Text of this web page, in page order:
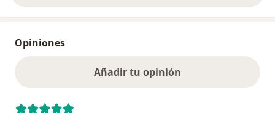
Opiniones
Añadir tu opinión